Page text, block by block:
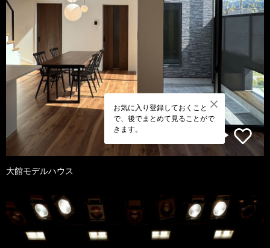
お気に入り登録しておくこと
で、後でまとめて見ることがで
きます。
大館モデルハウス